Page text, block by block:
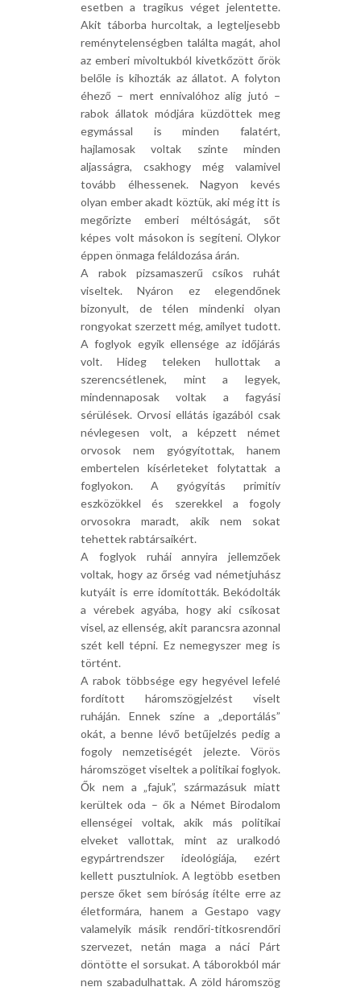
esetben a tragikus véget jelentette.
Akit táborba hurcoltak, a legteljesebb
reménytelenségben találta magát, ahol
az emberi mivoltukból kivetkőzött őrök
belőle is kihozták az állatot. A folyton
éhező – mert ennivalóhoz alig jutó –
rabok állatok módjára küzdöttek meg
egymással is minden falatért,
hajlamosak voltak szinte minden
aljasságra, csakhogy még valamivel
tovább élhessenek. Nagyon kevés
olyan ember akadt köztük, aki még itt is
megőrizte emberi méltóságát, sőt
képes volt másokon is segíteni. Olykor
éppen önmaga feláldozása árán.
A rabok pizsamaszerű csíkos ruhát
viseltek. Nyáron ez elegendőnek
bizonyult, de télen mindenki olyan
rongyokat szerzett még, amilyet tudott.
A foglyok egyik ellensége az időjárás
volt. Hideg teleken hullottak a
szerencsétlenek, mint a legyek,
mindennaposak voltak a fagyási
sérülések. Orvosi ellátás igazából csak
névlegesen volt, a képzett német
orvosok nem gyógyítottak, hanem
embertelen kísérleteket folytattak a
foglyokon. A gyógyítás primitív
eszközökkel és szerekkel a fogoly
orvosokra maradt, akik nem sokat
tehettek rabtársaikért.
A foglyok ruhái annyira jellemzőek
voltak, hogy az őrség vad németjuhász
kutyáit is erre idomították. Bekódolták
a vérebek agyába, hogy aki csíkosat
visel, az ellenség, akit parancsra azonnal
szét kell tépni. Ez nemegyszer meg is
történt.
A rabok többsége egy hegyével lefelé
fordított háromszögjelzést viselt
ruháján. Ennek színe a „deportálás”
okát, a benne lévő betűjelzés pedig a
fogoly nemzetiségét jelezte. Vörös
háromszöget viseltek a politikai foglyok.
Ők nem a „fajuk”, származásuk miatt
kerültek oda – ők a Német Birodalom
ellenségei voltak, akik más politikai
elveket vallottak, mint az uralkodó
egypártrendszer ideológiája, ezért
kellett pusztulniok. A legtöbb esetben
persze őket sem bíróság ítélte erre az
életformára, hanem a Gestapo vagy
valamelyik másik rendőri-titkosrendőri
szervezet, netán maga a náci Párt
döntötte el sorsukat. A táborokból már
nem szabadulhattak. A zöld háromszög